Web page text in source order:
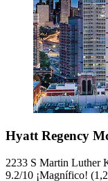
Hyatt Regency
2233 S Martin Luther
9.2/10 ¡Magnífico!